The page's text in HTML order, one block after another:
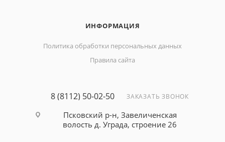
ИНФОРМАЦИЯ
Политика обработки персональных данных
Правила сайта
8 (8112) 50-02-50 ЗАКАЗАТЬ ЗВОНОК
Псковский р-н, Завеличенская
волость д. Уграда, строение 26